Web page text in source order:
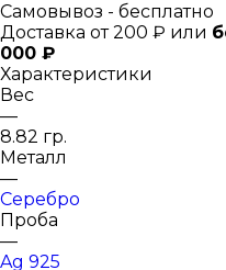
Самовывоз - бесплатно
Доставка от 200 ₽ или
000 ₽
Характеристики
Вес
—
8.82 гр.
Металл
—
Серебро
Проба
—
Ag 925